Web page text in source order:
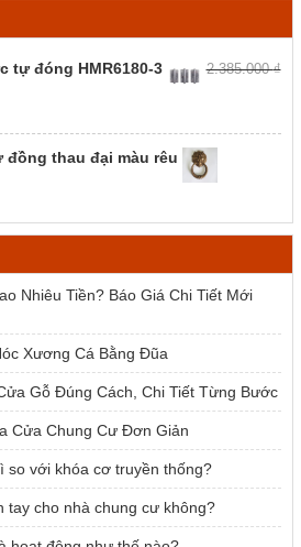
tự đóng HMR6180-3 2.385.000₫
đồng thau đại màu rêu
₫.
Nhiêu Tiền? Báo Giá Chi Tiết Mới
Xương Cá Bằng Đũa
Gỗ Đúng Cách, Chi Tiết Từng Bước
Cửa Chung Cư Đơn Giản
so với khóa cơ truyền thống?
tay cho nhà chung cư không?